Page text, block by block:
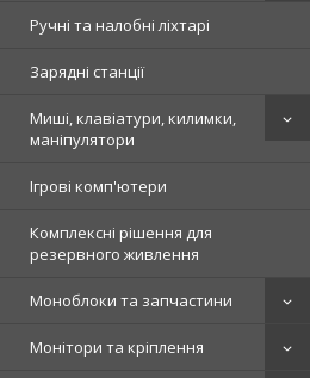
Ручні та налобні ліхтарі
Зарядні станції
Миші, клавіатури, килимки,
маніпулятори
Ігрові комп'ютери
Комплексні рішення для
резервного живлення
Моноблоки та запчастини
Монітори та кріплення